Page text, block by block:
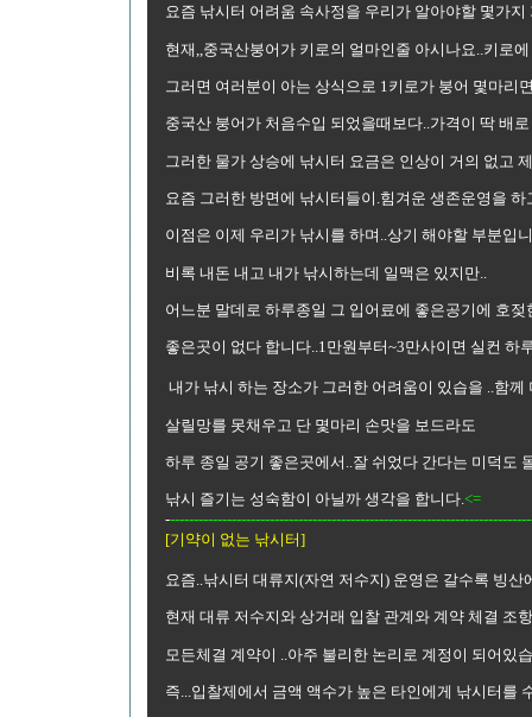
요즘 낚시터 어려움 속사정을 우리가 알아야할 몇가지
현재,,중국산붕어가 키로의 얼마인줄 아시나요..키로
그러면 여러분이 아는 상식으로 1키로가 붕어 몇마리
중국산 붕어가 처음수입 되었을때보다..가격이 딱 배
그러한 물가 상승에 낚시터 요금은 인상이 거의 없고
요즘 그러한 방면에 낚시터들이.힘겨운 생존운영을 하
이점은 이제 우리가 낚시를 하며..상기 해야할 부분입
비록 내돈 내고 내가 낚시하는데 일맥은 있지만..
어느분 말데로 하루종일 그 입어료에 좋은공기에 호
좋은곳이 없다 합니다..1만원부터~3만사이면 실컨 하
내가 낚시 하는 장소가 그러한 어려움이 있습을 ..함께
살릴망를 못채우고 단 몇마리 손맛을 보드라도
하루 종일 공기 좋은곳에서..잘 쉬었다 간다는 미덕도
낚시 즐기는 성숙함이 아닐까 생각을 합니다.<=
-
[기약이 없는 낚시터]
요즘..낚시터 대류지(자연 저수지) 운영은 갈수록 빙산
현재 대류 저수지와 상거래 입찰 관계와 계약 체결 조
모든체결 계약이 ..아주 불리한 논리로 계정이 되어있
즉...입찰제에서 금액 액수가 높은 타인에게 낚시터를